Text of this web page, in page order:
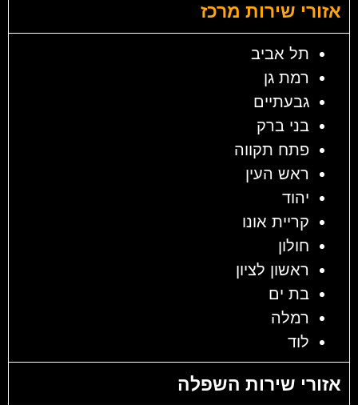
אזורי שירות מרכז
תל אביב
רמת גן
גבעתיים
בני ברק
פתח תקווה
ראש העין
יהוד
קריית אונו
חולון
ראשון לציון
בת ים
רמלה
לוד
אזורי שירות השפלה